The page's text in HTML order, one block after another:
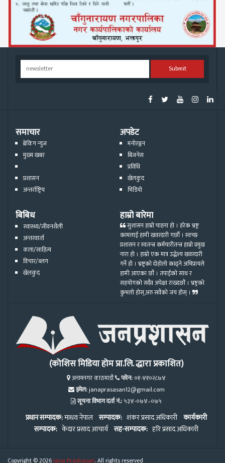
Submit
समाचार
ब्रेकिंग न्युज
मुख्य खबर
प्रशासन
अन्तर्राष्ट्रिय
अपडेट
मनोरञ्जन
बिजनेस
प्रविधि
खेलकुद
भिडियो
बिबिध
स्वास्थ्य/जीवनशैली
अन्तरवार्ता
कला/साहित्य
विचार/ब्लग
खेलकुद
हाम्रो बारेमा
सुशासन हाम्रो चाहना हो । हरेक भ्रष्ट्र
कामलाई हामी खवरदारी गर्छौ । स्वच्छ
प्रशासन र स्वतन्त्र कर्मचारीतन्त्र हाम्रो प्रमुख
नारा हो । हाम्रो एक मात्र उद्धेश्य खवरदारी
गर्ने हो । भ्रष्ट्रको दोहोलो काढ्ने अभिप्रायले
हामी आएका छौं । तपाईको साथ र
सहयोगको सदैव अपेक्षा राख्दछौं । भ्रष्ट्रको
कुभलो होस्,अरु सवैको जय होस् ।
(कोशिस मिडिया होम प्रा.लि. द्धारा प्रकाशित)
अनामनगर काठमाडौं फोन: ०१-४१०२८७४
इमेल:janaprasasan12@gmail.com
सूचना विभाग दर्ता नं.: ५३४-०७४–०७५
प्रधान सम्पादक:माधव नेपाल सम्पादक: शंकर प्रसाद अधिकारी कार्यकारी
सम्पादक: केदार प्रसाद आचार्य सह-सम्पादक: हरि प्रसाद अधिकारी
Copyright © 2026Jana Prashasan. All rights reserved